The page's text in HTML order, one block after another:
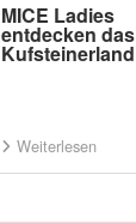
MICE Ladies
entdecken das
Kufsteinerland
Weiterlesen